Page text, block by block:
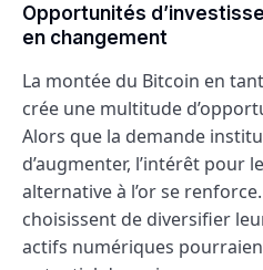
Opportunités
en changement
La montée du Bitcoin en
crée une multitude
Alors que la demande
d’augmenter, l’intérêt pour
alternative à l’or se
choisissent de diversifier
actifs numériques